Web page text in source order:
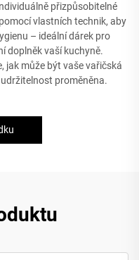
přizpůsobitelné
vlastních technik, aby
– ideální dárek pro
doplněk vaší kuchyně.
jak může být vaše vařičská
proměněna.